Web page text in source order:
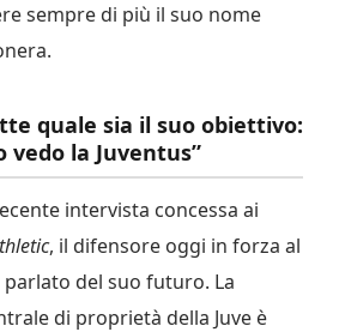
sempre di più il suo nome
quale sia il suo obiettivo:
la Juventus”
intervista concessa ai
, il difensore oggi in forza al
parlato del suo futuro. La
di proprietà della Juve è